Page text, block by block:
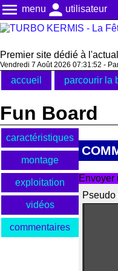
menu menu person utilisateur
Premier site dédié à
Vendredi 7 Août 2026 07:31:52 -
accueil parcourir la
Fun Board
caractéristiques
montage
exploitation
vidéos
commentaires
Envoyer